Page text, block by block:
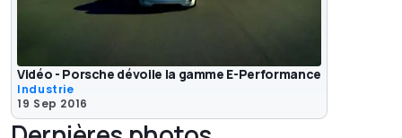
Vidéo - Porsche dévoile la gamme E-Performance
Industrie
19 Sep 2016